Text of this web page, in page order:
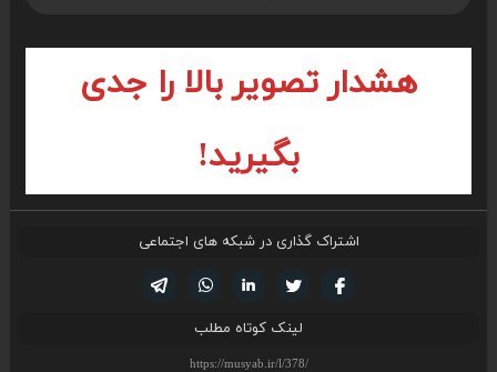
هشدار تصویر بالا را جدی
بگیرید!
اشتراک گذاری در شبکه های اجتماعی
لینکدین تویتر
فیسوک
لینک کوتاه مطلب